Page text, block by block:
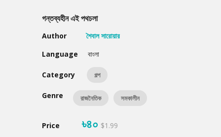
গন্তব্যহীন এই পথচলা
Author
শৈবাল সারোয়ার
Language
বাংলা
Category গল্প
Genre রাজনৈতিক সমকালীন
Price ৳৪০ $1.99